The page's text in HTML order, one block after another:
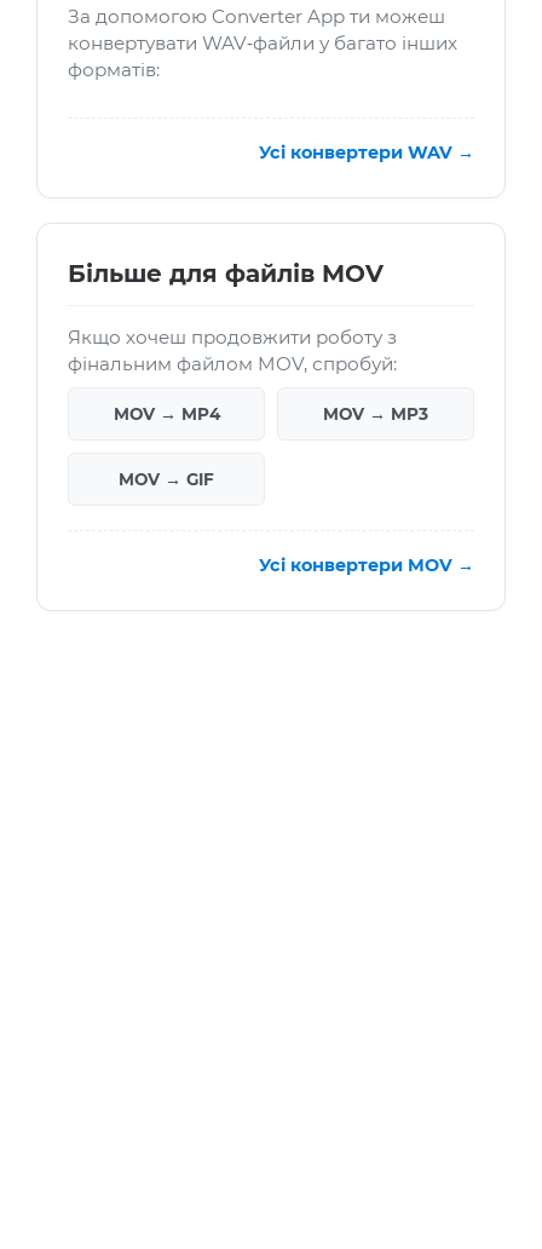
За допомогою Converter App ти можеш
конвертувати WAV‑файли у багато інших
форматів:
Усі конвертери WAV →
Більше для файлів MOV
Якщо хочеш продовжити роботу з
фінальним файлом MOV, спробуй:
MOV → MP4 MOV → MP3
MOV → GIF
Усі конвертери MOV →